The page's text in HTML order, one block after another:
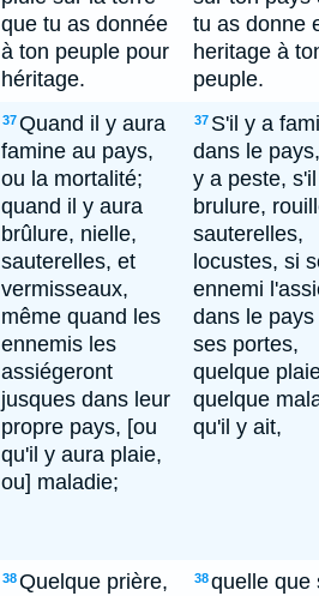
que tu as donnée
à ton peuple pour
héritage.
tu as donne
heritage à
peuple.
37Quand il y aura
famine au pays,
ou la mortalité;
quand il y aura
brûlure, nielle,
sauterelles, et
vermisseaux,
même quand les
ennemis les
assiégeront
jusques dans leur
propre pays, [ou
qu'il y aura plaie,
ou] maladie;
37 S'il y a
dans le
y a peste,
brulure,
sauterelles,
locustes, si
ennemi
dans le pays
ses portes,
quelque
quelque
qu'il y ait,
38Quelque prière,
38quelle que